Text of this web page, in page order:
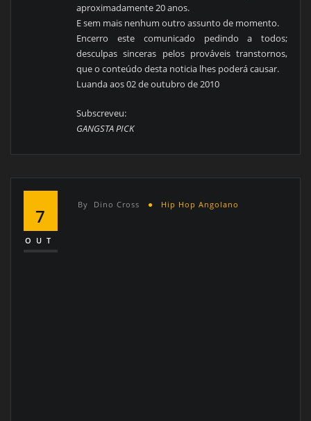
aproximadamente 20 anos.
E sem mais nenhum outro assunto de momento.
Encerro este comunicado pedindo a todos;
desculpas sinceras pelos prováveis transtornos,
que o conteúdo desta noticia lhes poderá causar.
Luanda aos 02 de outubro de 2010
Subscreveu:
GANGSTA PICK
7
OUT
By Dino Cross Hip Hop Angolano